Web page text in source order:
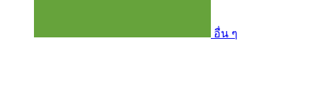
อื่น ๆ